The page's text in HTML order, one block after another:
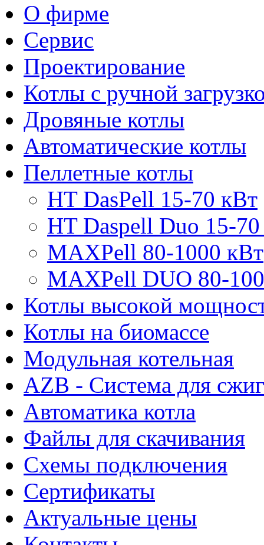
О фирме
Сервис
Проектирование
Котлы с ручной
Дровяные котлы
Автоматические котлы
Пеллетные котлы
HT DasPell 15-70 кВт
HT Daspell Duo 15-
MAXPell 80-1000 кВт
MAXPell DUO 80-
Котлы высокой
Котлы на биомассе
Модульная котельная
AZB - Система для
Автоматика котла
Файлы для скачивания
Схемы подключения
Сертификаты
Актуальные цены